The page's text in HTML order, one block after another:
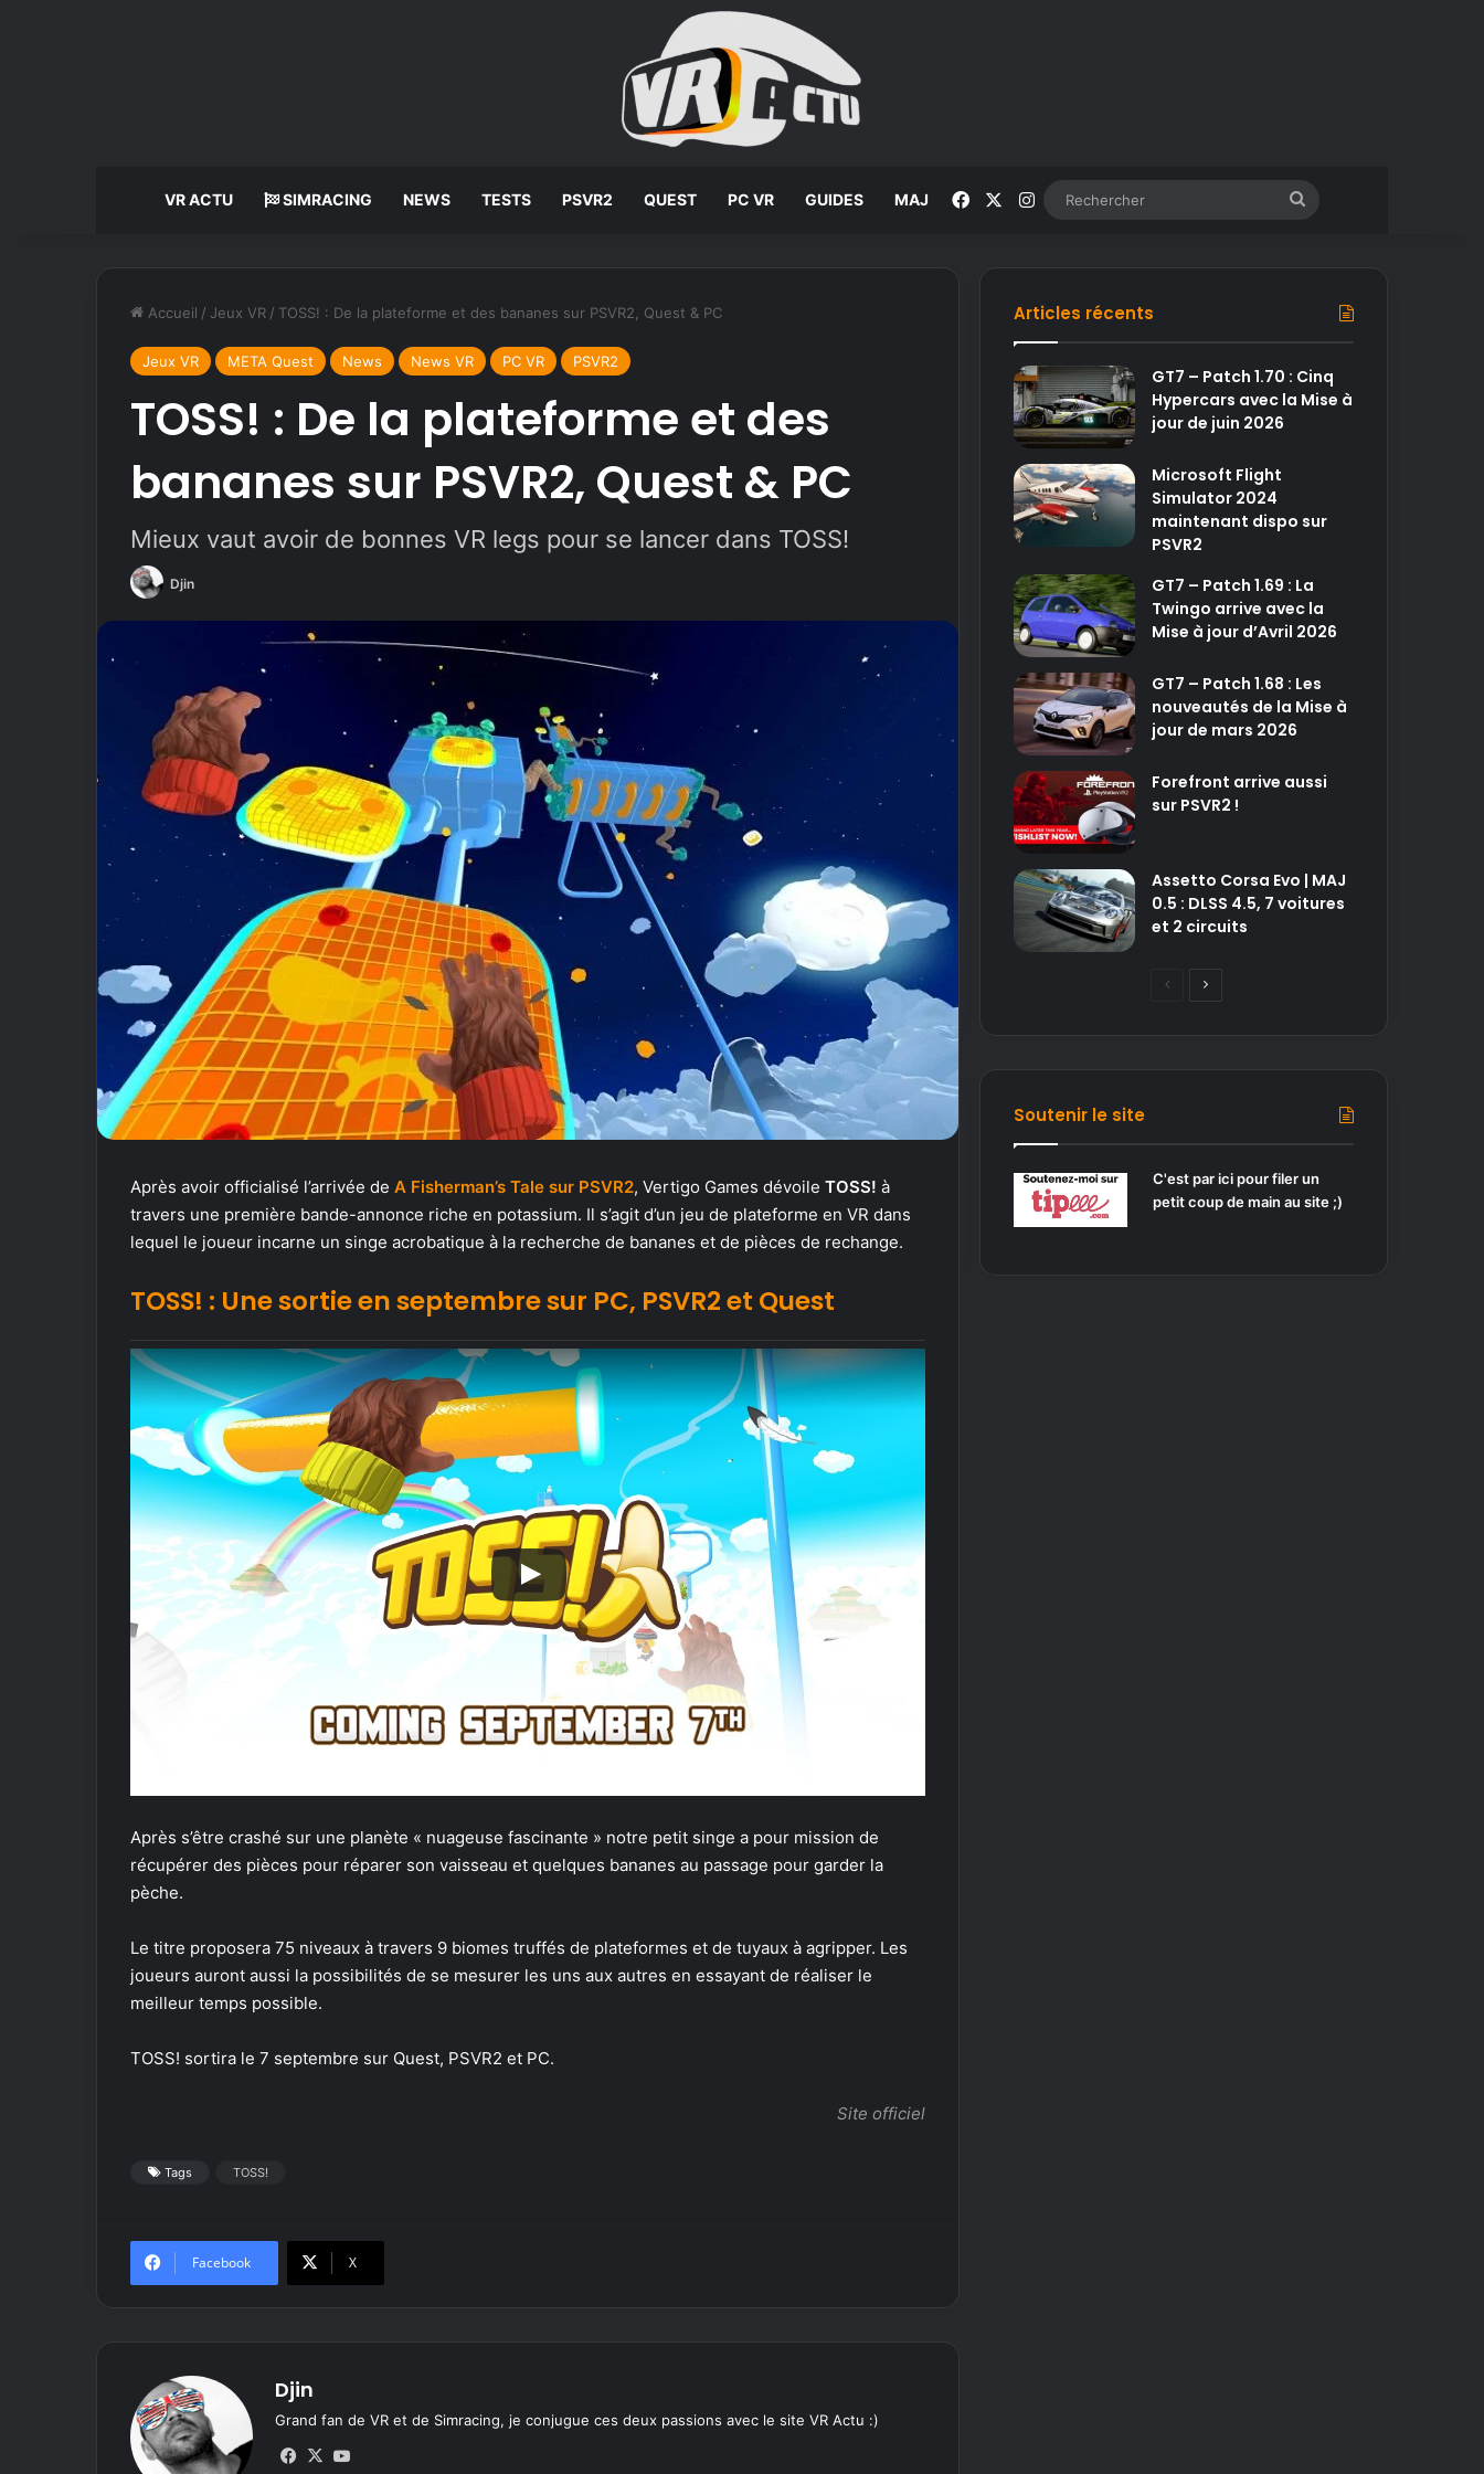
VR ACTU SIMRACING NEWS TESTS PSVR2 QUEST PC VR GUIDES MAJ FacebookInstagram Rechercher
Accueil / Jeux VR / TOSS! : De la plateforme et des bananes sur PSVR2, Quest & PC
Jeux VR META Quest News News VR PC VR PSVR2
TOSS! : De la plateforme et des
bananes sur PSVR2, Quest & PC
Mieux vaut avoir de bonnes VR legs pour se lancer dans TOSS!
Djin
Après avoir officialisé l’arrivée de A Fisherman’s Tale sur PSVR2, Vertigo Games dévoile TOSS! à
travers une première bande-annonce riche en potassium. Il s’agit d’un jeu de plateforme en VR dans
lequel le joueur incarne un singe acrobatique à la recherche de bananes et de pièces de rechange.
TOSS! : Une sortie en septembre sur PC, PSVR2 et Quest
Après s’être crashé sur une planète « nuageuse fascinante » notre petit singe a pour mission de
récupérer des pièces pour réparer son vaisseau et quelques bananes au passage pour garder la
pèche.
Le titre proposera 75 niveaux à travers 9 biomes truffés de plateformes et de tuyaux à agripper. Les
joueurs auront aussi la possibilités de se mesurer les uns aux autres en essayant de réaliser le
meilleur temps possible.
TOSS! sortira le 7 septembre sur Quest, PSVR2 et PC.
Site officiel
Tags TOSS!
Facebook X
Djin
Grand fan de VR et de Simracing, je conjugue ces deux passions avec le site VR Actu :)
Fa
X
Articles récents
GT7 – Patch 1.70 : Cinq
Hypercars avec la Mise à
jour de juin 2026
Microsoft Flight
Simulator 2024
maintenant dispo sur
PSVR2
GT7 – Patch 1.69 : La
Twingo arrive avec la
Mise à jour d’Avril 2026
GT7 – Patch 1.68 : Les
nouveautés de la Mise à
jour de mars 2026
Forefront arrive aussi
sur PSVR2 !
Assetto Corsa Evo | MAJ
0.5 : DLSS 4.5, 7 voitures
et 2 circuits
c
v
Soutenir le site
C'est par ici pour filer un
petit coup de main au site ;)